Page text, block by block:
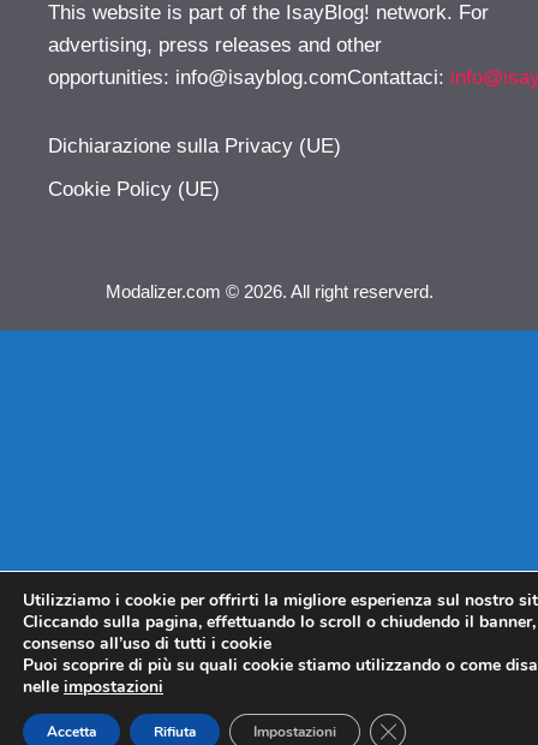
This website is part of the IsayBlog! network. For
advertising, press releases and other
opportunities: info@isayblog.comContattaci:
Dichiarazione sulla Privacy (UE)
Cookie Policy (UE)
Modalizer.com © 2026. All right reserverd.
Utilizziamo i cookie per offrirti la migliore esperienza sul nostro
Cliccando sulla pagina, effettuando lo scroll o chiudendo il
consenso all’uso di tutti i cookie
Puoi scoprire di più su quali cookie stiamo utilizzando o come
nelle impostazioni
Accetta Rifiuta Impostazioni CLOSE GDPR